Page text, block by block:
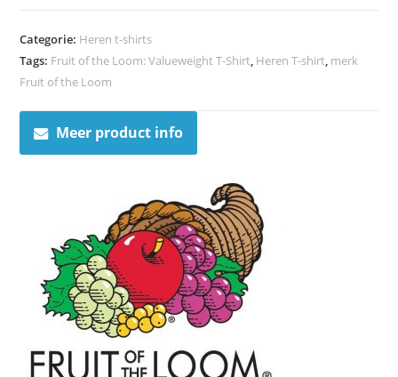
Categorie: Heren t-shirts
Tags: Fruit of the Loom: Valueweight T-Shirt Heren T-shirt merk
Fruit of the Loom
Meer product info